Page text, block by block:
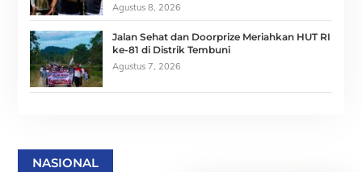
Agustus 8, 2026
Jalan Sehat dan Doorprize Meriahkan HUT RI
ke-81 di Distrik Tembuni
Agustus 7, 2026
NASIONAL